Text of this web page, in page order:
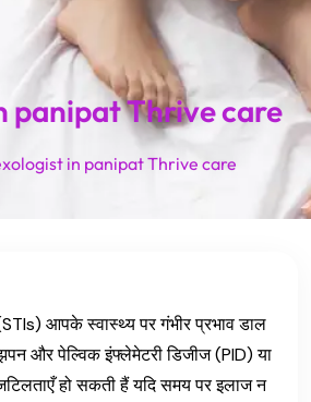
panipat Thrive care
in panipat Thrive care
आपके स्वास्थ्य पर गंभीर प्रभाव डाल
और पेल्विक इंफ्लेमेटरी डिजीज (PID) या
हो सकती हैं यदि समय पर इलाज न